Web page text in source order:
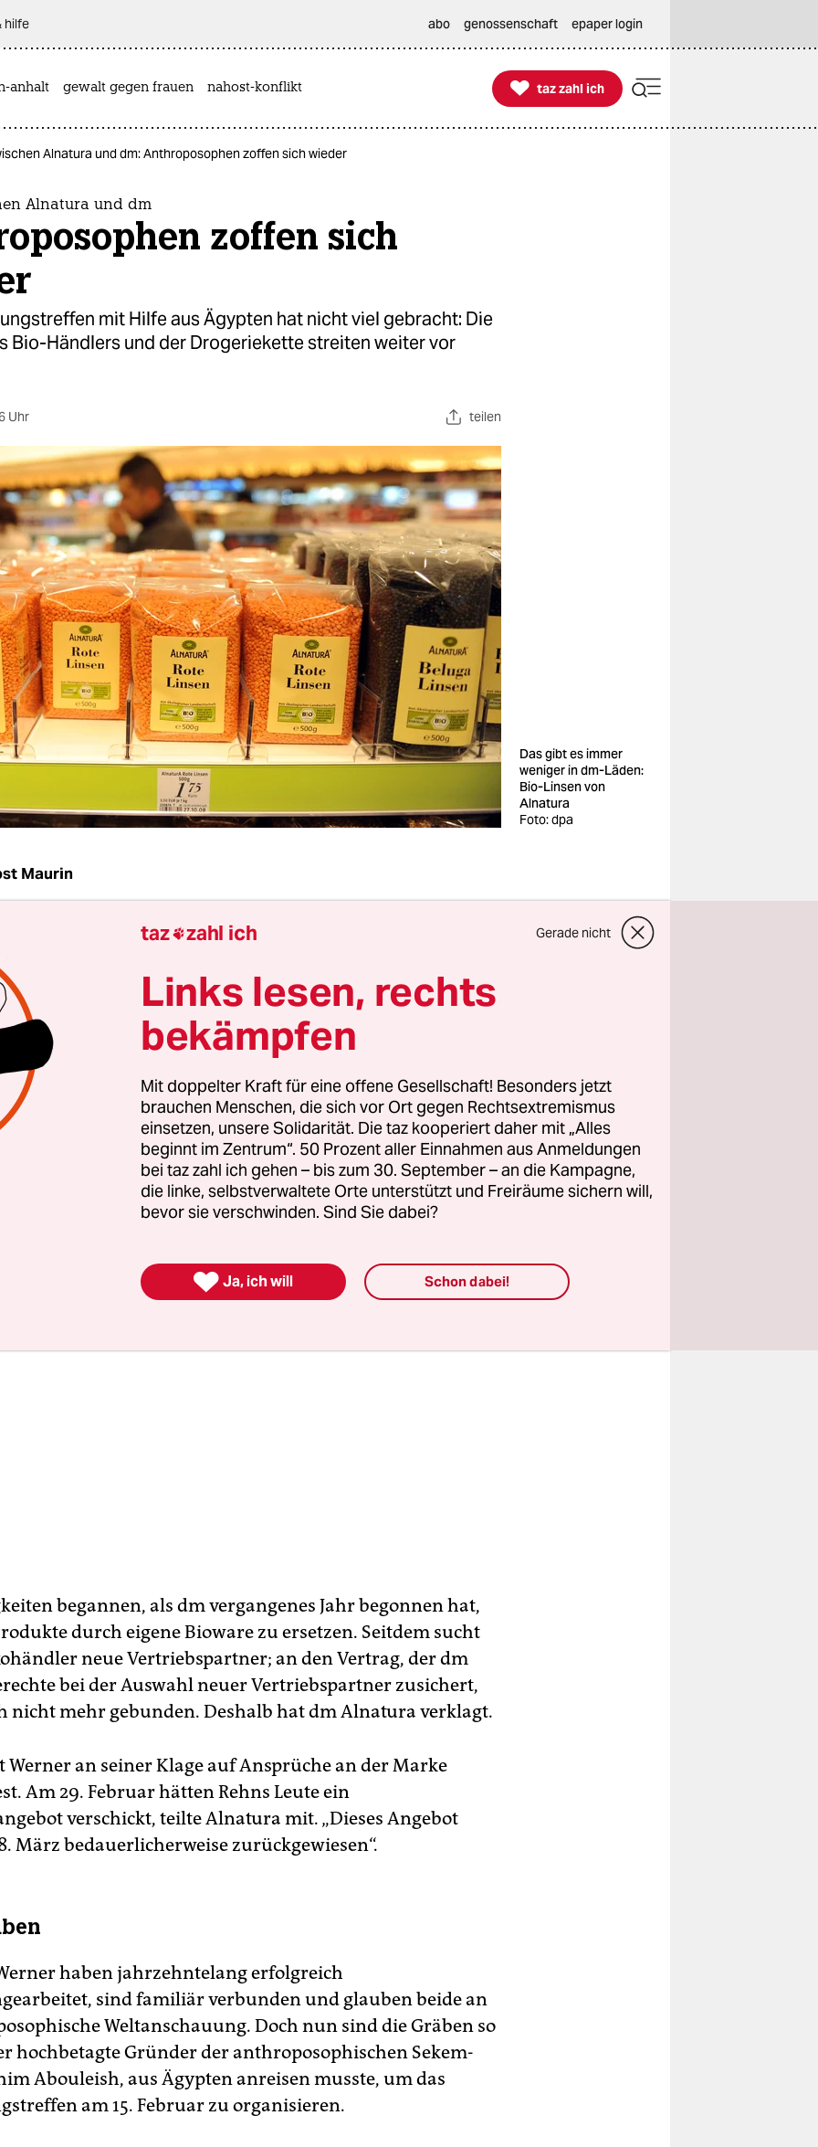
hilfe abo genossenschaft epaper login
anhalt gewalt gegen frauen nahost-konflikt 
taz zahl ich
taz zahl ich
Alnatura und dm: Anthroposophen zoffen sich wieder
Alnatura und dm
zoffen sich
mit Hilfe aus Ägypten hat nicht viel gebracht: Die
Bio-Händlers und der Drogeriekette streiten weiter vor
Uhr teilen
Das gibt es immer
weniger in dm-Läden:
Bio-Linsen von
Alnatura
Foto: dpa
Maurin
Deutschlands größter Drogeriekette dm und dem
ist doch noch nicht beigelegt. „Hier gab es weder
seitens Alnatura noch ein Gespräch darüber“,
Harsch, Vorsitzender der dm-Geschäftsführung, am Freitag
sind nun schon fast vier Wochen seit dem Treffen
dem sich der Gründer von dm, Götz Werner, und der
Götz Rehn, nach eigenen Angaben „versöhnt“ hatten.
nun mit, man habe inzwischen einen weiteren
bei Gericht eingereicht. Der zuständige Darmstädter
unterdessen laut dm die Beweisaufnahme bis Ende Juni
begannen, als dm vergangenes Jahr begonnen hat,
durch eigene Bioware zu ersetzen. Seitdem sucht
neue Vertriebspartner; an den Vertrag, der dm
bei der Auswahl neuer Vertriebspartner zusichert,
nicht mehr gebunden. Deshalb hat dm Alnatura verklagt.
Werner an seiner Klage auf Ansprüche an der Marke
Am 29. Februar hätten Rehns Leute ein
verschickt, teilte Alnatura mit. „Dieses Angebot
März bedauerlicherweise zurückgewiesen“.
haben jahrzehntelang erfolgreich
sind familiär verbunden und glauben beide an
Weltanschauung. Doch nun sind die Gräben so
hochbetagte Gründer der anthroposophischen Sekem-
Abouleish, aus Ägypten anreisen musste, um das
am 15. Februar zu organisieren.
taz zahl ich Gerade nicht
Links lesen, rechts
bekämpfen
Mit doppelter Kraft für eine offene Gesellschaft! Besonders jetzt
brauchen Menschen, die sich vor Ort gegen Rechtsextremismus
einsetzen, unsere Solidarität. Die taz kooperiert daher mit „Alles
beginnt im Zentrum“. 50 Prozent aller Einnahmen aus Anmeldungen
bei taz zahl ich gehen – bis zum 30. September – an die Kampagne,
die linke, selbstverwaltete Orte unterstützt und Freiräume sichern will,
bevor sie verschwinden. Sind Sie dabei?
 Ja, ich will Schon dabei!